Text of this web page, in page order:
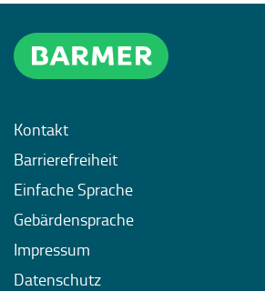
Kontakt
Barrierefreiheit
Einfache Sprache
Gebärdensprache
Impressum
Datenschutz